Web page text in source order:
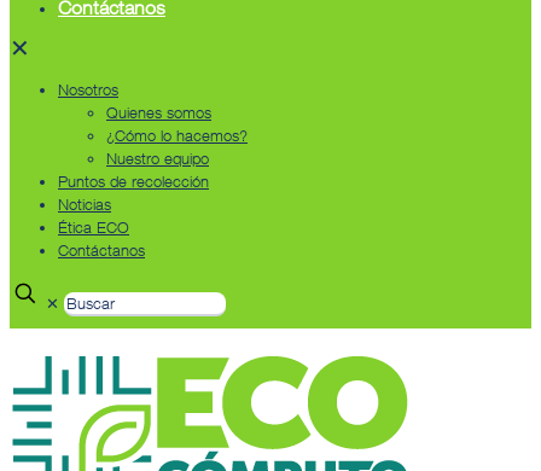
Contáctanos
✕
Nosotros
Quienes somos
¿Cómo lo hacemos?
Nuestro equipo
Puntos de recolección
Noticias
Ética ECO
Contáctanos
✕